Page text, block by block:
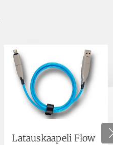
Latauskaapeli Flow